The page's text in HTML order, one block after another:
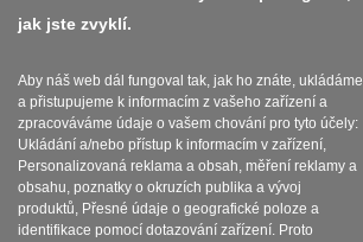
AKCE 1+1 Plátkovací
nůž Seburo HOGANI
Damascus 195mm +
Šéfkuchařský nůž
jak jste zvyklí.
Aby náš web dál fungoval tak, jak ho znáte, ukládáme
a přistupujeme k informacím z vašeho zařízení a
zpracováváme údaje o vašem chování pro tyto účely:
Ukládání a/nebo přístup k informacím v zařízení,
Personalizovaná reklama a obsah, měření reklamy a
obsahu, poznatky o okruzích publika a vývoj
produktů, Přesné údaje o geografické poloze a
identifikace pomocí dotazování zařízení. Proto